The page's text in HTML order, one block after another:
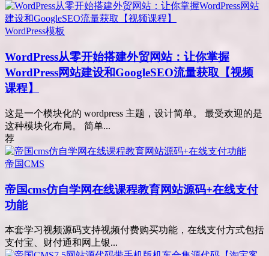
WordPress模板
WordPress从零开始搭建外贸网站：让你掌握
WordPress网站建设和GoogleSEO流量获取【视频
课程】
这是一个模块化的 wordpress 主题，设计简单。 最受欢迎的是
这种模块化布局。 简单...
荐
帝国CMS
帝国cms仿自学网在线课程教育网站源码+在线支付
功能
本套学习视频源码支持视频付费购买功能，在线支付方式包括
支付宝、财付通和网上银...